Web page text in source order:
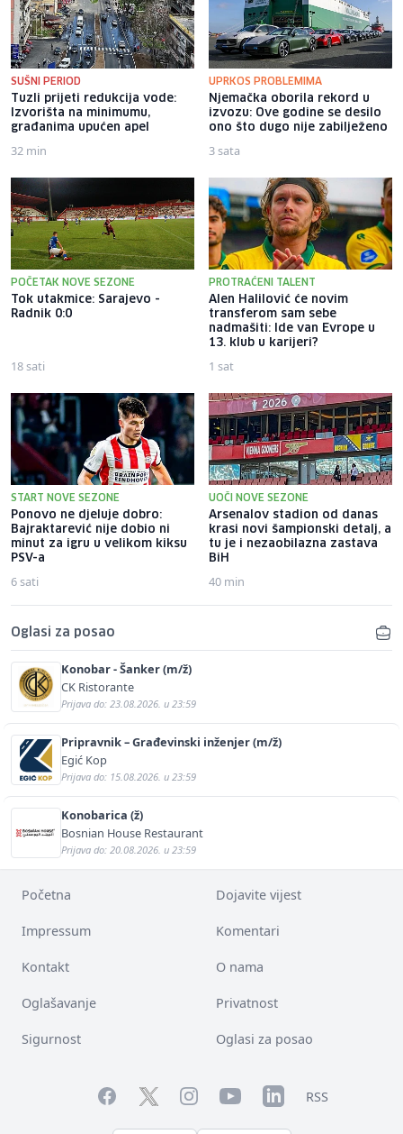
SUŠNI PERIOD
Tuzli prijeti redukcija vode:
Izvorišta na minimumu,
građanima upućen apel
32 min
UPRKOS PROBLEMIMA
Njemačka oborila rekord u
izvozu: Ove godine se desilo
ono što dugo nije zabilježeno
3 sata
POČETAK NOVE SEZONE
Tok utakmice: Sarajevo -
Radnik 0:0
18 sati
PROTRAĆENI TALENT
Alen Halilović će novim
transferom sam sebe
nadmašiti: Ide van Evrope u
13. klub u karijeri?
1 sat
START NOVE SEZONE
Ponovo ne djeluje dobro:
Bajraktarević nije dobio ni
minut za igru u velikom kiksu
PSV-a
6 sati
UOČI NOVE SEZONE
Arsenalov stadion od danas
krasi novi šampionski detalj, a
tu je i nezaobilazna zastava
BiH
40 min
Oglasi za posao
Konobar - Šanker (m/ž)
CK Ristorante
Prijava do: 23.08.2026. u 23:59
Pripravnik – Građevinski inženjer (m/ž)
Egić Kop
Prijava do: 15.08.2026. u 23:59
Konobarica (ž)
Bosnian House Restaurant
Prijava do: 20.08.2026. u 23:59
Početna Dojavite vijest
Impressum Komentari
Kontakt O nama
Oglašavanje Privatnost
Sigurnost Oglasi za posao
FacebookTwitterInstagramYouTubeLinkedInRSS